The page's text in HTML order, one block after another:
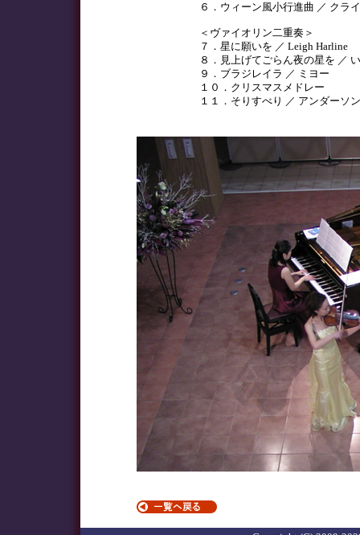
６．ウィーン風小行進曲 ／ クラ
＜ヴァイオリン二重奏＞
７．星に願いを ／ Leigh Harline
８．見上げてごらん夜の星を ／
９．ブラジレイラ ／ ミヨー
１０．クリスマスメドレー
１１．そりすべり ／ アンダーソン